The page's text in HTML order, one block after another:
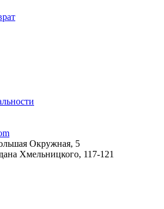
Окружная, 5
Хмельницкого, 117-121